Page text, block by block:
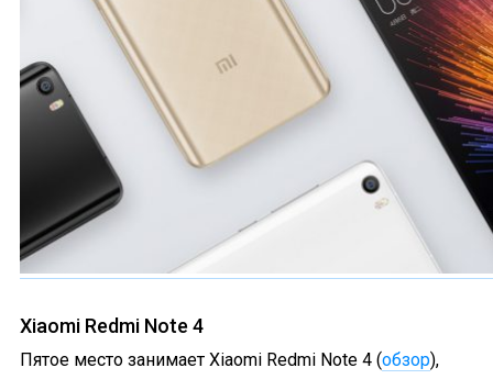
Xiaomi Redmi Note 4
Пятое место занимает Xiaomi Redmi Note 4 (обзор),